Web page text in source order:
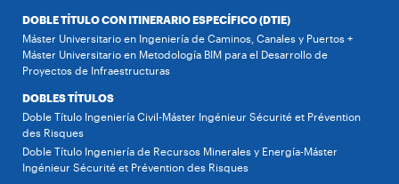
DOBLE TÍTULO CON ITINERARIO ESPECÍFICO (DTIE)
Máster Universitario en Ingeniería de Caminos, Canales y Puertos +
Máster Universitario en Metodología BIM para el Desarrollo de
Proyectos de Infraestructuras
DOBLES TÍTULOS
Doble Título Ingeniería Civil-Máster Ingénieur Sécurité et Prévention
des Risques
Doble Título Ingeniería de Recursos Minerales y Energía-Máster
Ingénieur Sécurité et Prévention des Risques